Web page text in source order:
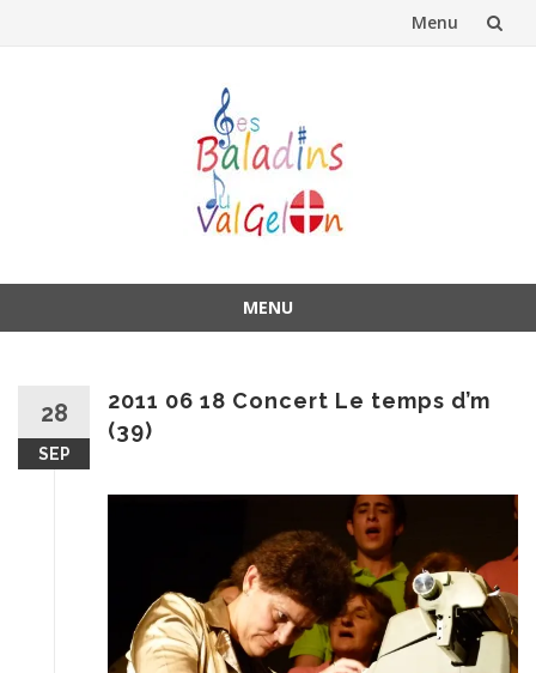
Menu
MENU
28
SEP
2011 06 18 Concert Le temps d’m
(39)